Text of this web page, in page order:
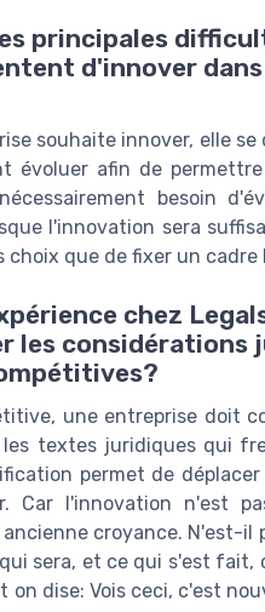
principales
d'innover
souhaite innover, elle
évoluer afin de
besoin
l'innovation sera
choix que de fixer un
chez
les considérations
une entreprise doit
textes juridiques qui
permet de
Car l'innovation n'est
croyance. N'est-il
sera, et ce qui s'est fait,
on dise: Vois ceci, c'est